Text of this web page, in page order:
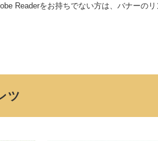
Readerをお持ちでない方は、バナーの
ツ